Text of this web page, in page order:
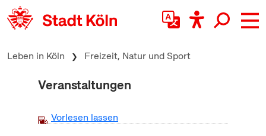
zum Inhalt springen
Leben in Köln Freizeit, Natur und Sport
Veranstaltungen
Vorlesen lassen